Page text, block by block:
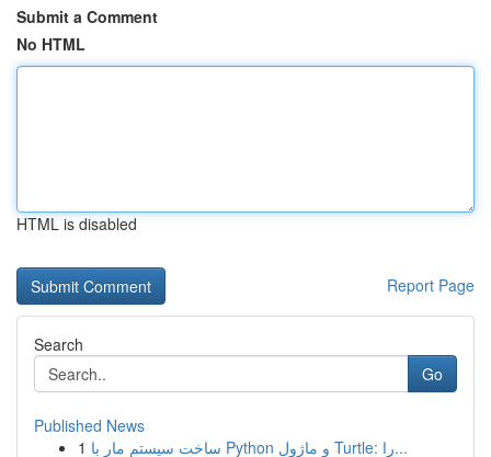
Submit a Comment
No HTML
HTML is disabled
Report Page
Search
Go
Published News
1
ساخت سیستم مار با Python و ماژول Turtle: را...